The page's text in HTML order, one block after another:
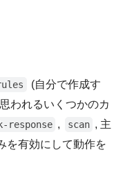
(自分で作成す
われるいくつかのカ
response , scan , 主
を有効にして動作を